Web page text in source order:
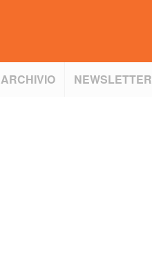
ARCHIVIO NEWSLETTER